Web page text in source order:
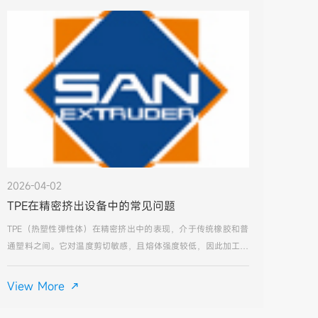
2026-04-02
TPE在精密挤出设备中的常见问题
TPE（热塑性弹性体）在精密挤出中的表现，介于传统橡胶和普
通塑料之间。它对温度剪切敏感，且熔体强度较低，因此加工中
密挤出场景的典型问题及排查方向：1. 表面粗糙/麻面（塑化不
View More 